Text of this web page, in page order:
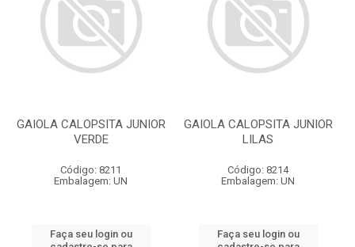
GAIOLA CALOPSITA JUNIOR
VERDE
Código: 8211
Embalagem: UN
Faça seu login ou
GAIOLA CALOPSITA JUNIOR
LILAS
Código: 8214
Embalagem: UN
Faça seu login ou